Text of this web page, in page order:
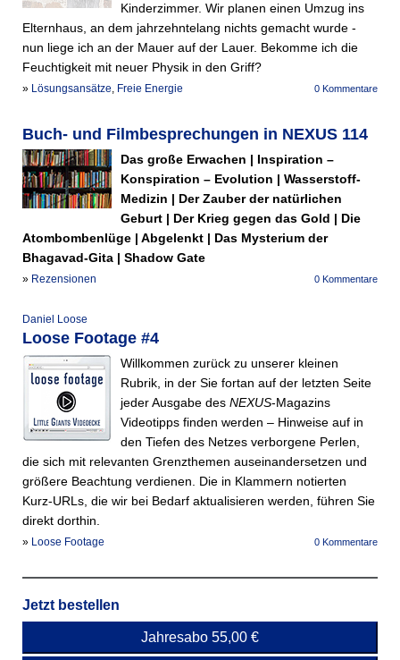
Kinderzimmer. Wir planen einen Umzug ins
Elternhaus, an dem jahrzehntelang nichts gemacht wurde -
nun liege ich an der Mauer auf der Lauer. Bekomme ich die
Feuchtigkeit mit neuer Physik in den Griff?
0 Kommentare
» Lösungsansätze, Freie Energie
Buch- und Filmbesprechungen in NEXUS 114
Das große Erwachen | Inspiration –
Konspi­ration – Evolution | Wasserstoff-
Medizin | Der Zauber der natürlichen
Geburt | Der Krieg gegen das Gold | Die
Atombombenlüge | Abgelenkt | Das Mysterium der
Bhagavad-Gita | Shadow Gate
0 Kommentare
» Rezensionen
Daniel Loose
Loose Footage #4
Willkommen zurück zu unserer kleinen
Rubrik, in der Sie fortan auf der letzten Seite
jeder Ausgabe des NEXUS-Magazins
Videotipps finden werden – Hinweise auf in
den Tiefen des Netzes verborgene Perlen,
die sich mit relevanten Grenzthemen auseinandersetzen und
größere Beachtung verdienen. Die in Klammern notierten
Kurz-URLs, die wir bei Bedarf aktualisieren werden, führen Sie
direkt dorthin.
0 Kommentare
» Loose Footage
Jetzt bestellen
Jahresabo 55,00 €